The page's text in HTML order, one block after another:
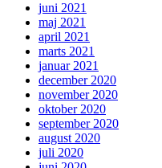
juni 2021
maj 2021
april 2021
marts 2021
januar 2021
december 2020
november 2020
oktober 2020
september 2020
august 2020
juli 2020